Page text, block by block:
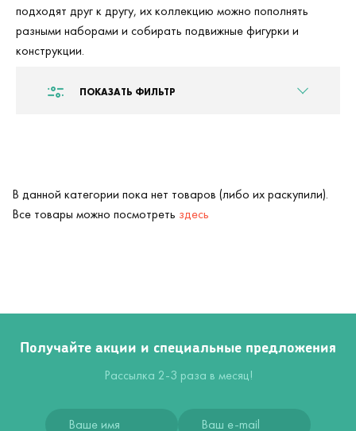
подходят друг к другу, их коллекцию можно пополнять
разными наборами и собирать подвижные фигурки и
конструкции.
ПОКАЗАТЬ ФИЛЬТР
В данной категории пока нет товаров (либо их раскупили).
Все товары можно посмотреть здесь
Получайте акции и специальные предложения
Рассылка 2-3 раза в месяц!